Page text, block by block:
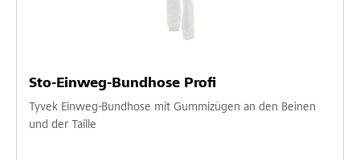
Sto-Einweg-Bundhose Profi
Tyvek Einweg-Bundhose mit Gummizügen an den Beinen
und der Taille